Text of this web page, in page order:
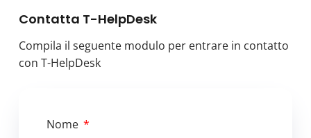
Contatta T-HelpDesk
Compila il seguente modulo per entrare in contatto
con T-HelpDesk
Nome